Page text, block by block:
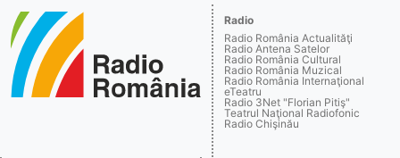
Radio
Radio România Actualităţi
Radio Antena Satelor
Radio România Cultural
Radio România Muzical
Radio România Internaţional
eTeatru
Radio 3Net "Florian Pitiş"
Teatrul Naţional Radiofonic
Radio Chişinău